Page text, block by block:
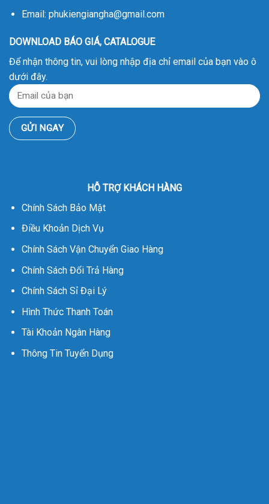
Email: phukiengiangha@gmail.com
DOWNLOAD BÁO GIÁ, CATALOGUE
Để nhận thông tin, vui lòng nhập địa chỉ email của bạn vào ô
dưới đây.
HỖ TRỢ KHÁCH HÀNG
Chính Sách Bảo Mật
Điều Khoản Dịch Vụ
Chính Sách Vận Chuyển Giao Hàng
Chính Sách Đổi Trả Hàng
Chính Sách Sỉ Đại Lý
Hình Thức Thanh Toán
Tài Khoản Ngân Hàng
Thông Tin Tuyển Dụng